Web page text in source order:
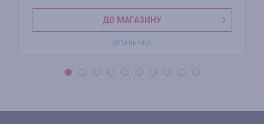
ДО МАГАЗИНУ
ДЕТАЛЬНІШЕ